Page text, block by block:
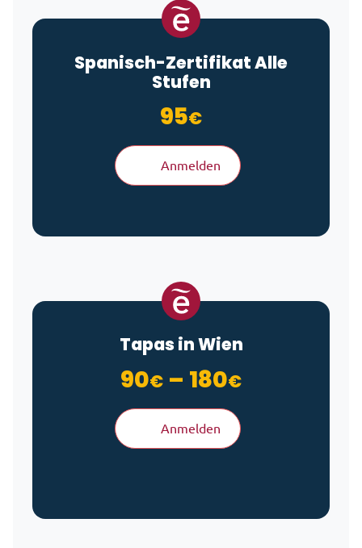
Spanisch-Zertifikat Alle
Stufen
95€
Anmelden
Tapas in Wien
90€ – 180€
Anmelden